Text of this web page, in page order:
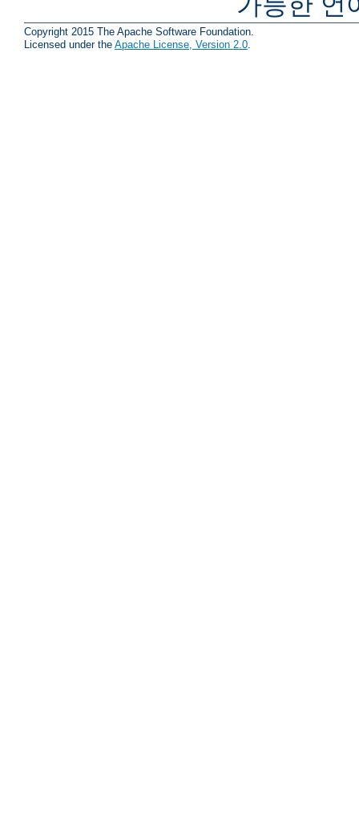
Copyright 2015 The Apache Software Foundation.
Licensed under the Apache License, Version 2.0.